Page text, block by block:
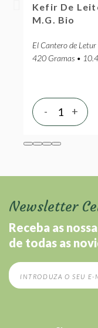
Desnatado 0%
4,39 €
Adicionar
Newsletter
Receba as
de todas as